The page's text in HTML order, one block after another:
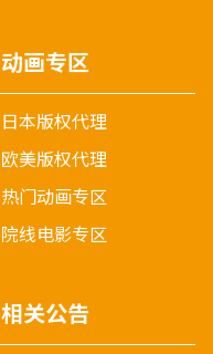
动画专区
日本版权代理
欧美版权代理
热门动画专区
院线电影专区
相关公告